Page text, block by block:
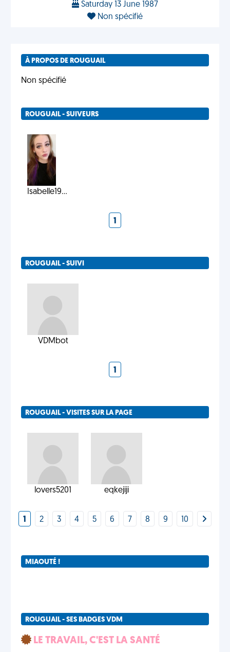
Saturday 13 June 1987
Non spécifié
À PROPOS DE ROUGUAIL
Non spécifié
ROUGUAIL - SUIVEURS
Isabelle19...
1
ROUGUAIL - SUIVI
VDMbot
1
ROUGUAIL - VISITES SUR LA PAGE
lovers5201 eqkejiji
1 2 3 4 5 6 7 8 9 10
MIAOUTÉ !
ROUGUAIL - SES BADGES VDM
LE TRAVAIL, C'EST LA SANTÉ